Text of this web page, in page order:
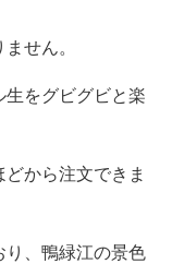
せん。
をグビグビと楽
から注文できま
、鴨緑江の景色